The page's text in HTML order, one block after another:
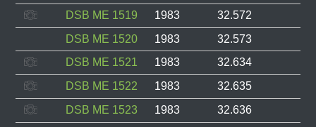
DSB ME 1519
1983 32.572
DSB ME 1520
1983 32.573
DSB ME 1521
1983 32.634
DSB ME 1522
1983 32.635
DSB ME 1523
1983 32.636